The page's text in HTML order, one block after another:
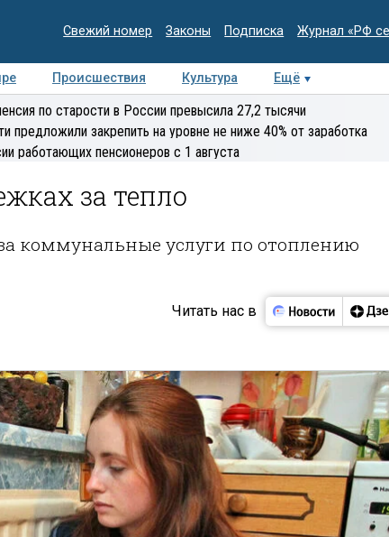
Свежий номер Законы Подписка Журнал «РФ
Происшествия Культура Ещё
Медиацентр Интервью Колумнисты
по старости в России превысила 27,2 тысячи
предложили закрепить на уровне не ниже 40% от заработка
работающих пенсионеров с 1 августа
за тепло
коммунальные услуги по отоплению
Читать нас в